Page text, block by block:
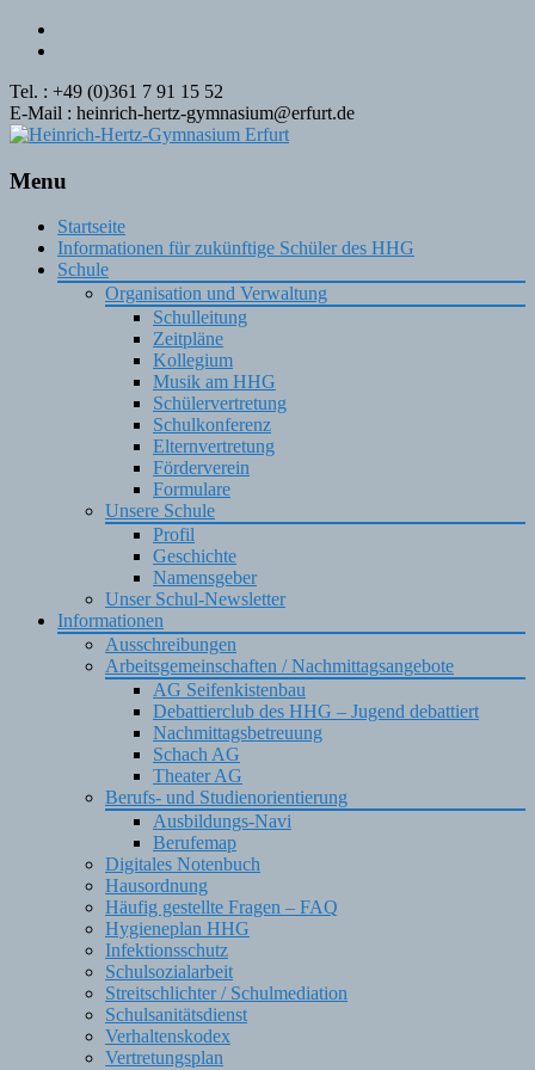
Tel. : +49 (0)361 7 91 15 52
E-Mail : heinrich-hertz-gymnasium@erfurt.de
Menu
Skip
content
Startseite
Informationen für zukünftige Schüler des HHG
Schule
Organisation und Verwaltung
Schulleitung
Zeitpläne
Kollegium
Musik am HHG
Schülervertretung
Schulkonferenz
Elternvertretung
Förderverein
Formulare
Unsere Schule
Profil
Geschichte
Namensgeber
Unser Schul-Newsletter
Informationen
Ausschreibungen
Arbeitsgemeinschaften / Nachmittagsangebote
AG Seifenkistenbau
Debattierclub des HHG – Jugend debattiert
Nachmittagsbetreuung
Schach AG
Theater AG
Berufs- und Studienorientierung
Ausbildungs-Navi
Berufemap
Digitales Notenbuch
Hausordnung
Häufig gestellte Fragen – FAQ
Hygieneplan HHG
Infektionsschutz
Schulsozialarbeit
Streitschlichter / Schulmediation
Schulsanitätsdienst
Verhaltenskodex
Vertretungsplan